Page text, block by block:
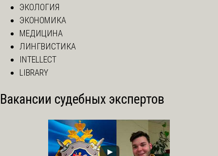
ЭКОЛОГИЯ
ЭКОНОМИКА
МЕДИЦИНА
ЛИНГВИСТИКА
INTELLECT
LIBRARY
Вакансии судебных экспертов